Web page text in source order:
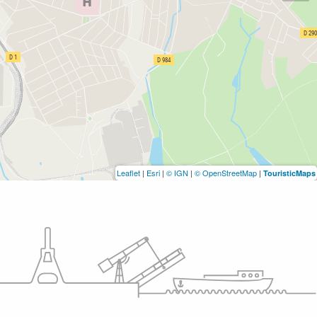
Leaflet | Esri | © IGN | © OpenStreetMap | TouristicMaps